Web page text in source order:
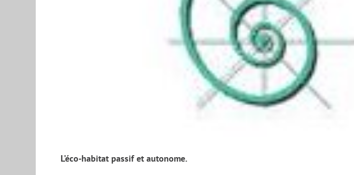
L’éco-habitat passif et autonome.